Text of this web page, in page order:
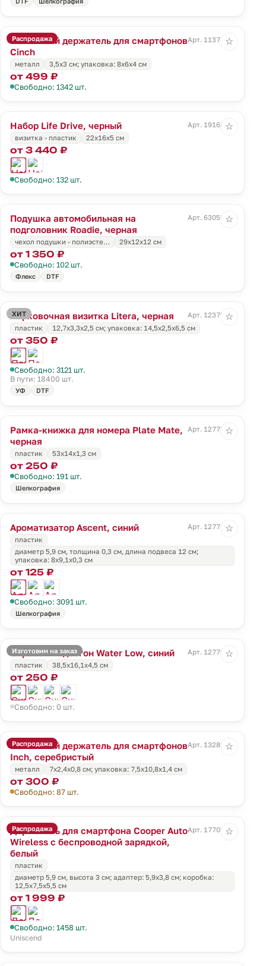
Распродажа
Магнитный держатель для смартфонов
Cinch
Арт. 11374.10
металл 3,5x3 см; упаковка: 8x6x4 см
от 499 ₽
Свободно: 1342 шт.
☆
Набор Life Drive, черный
Арт. 19163.30
визитка - пластик
22х16х5 см
от 3 440 ₽
Свободно: 132 шт.
☆
Подушка автомобильная на
подголовник Roadie, черная
Арт. 63053.30
чехол подушки - полиэсте… 29х12х12 см
от 1 350 ₽
Свободно: 102 шт.
Флекс DTF
☆
ХИТ
Парковочная визитка Litera, черная
Арт. 12375.30
пластик
12,7х3,3х2,5 см; упаковка: 14,5х2,5х6,5 см
от 350 ₽
Свободно: 3121 шт.
В пути: 18400 шт.
УФ DTF
☆
Рамка-книжка для номера Plate Mate,
черная
Арт. 12773.30
пластик 53x14x1,3 см
от 250 ₽
Свободно: 191 шт.
Шелкография
☆
Ароматизатор Ascent, синий
Арт. 12774.40
пластик
диаметр 5,9 см, толщина 0,3 см, длина подвеса 12 см;
упаковка: 8x9,1x0,3 см
от 125 ₽
Свободно: 3091 шт.
Шелкография
☆
Изготовим на заказ
Скребок-водосгон Water Low, синий
Арт. 12776.40
пластик
38,5x16,1x4,5 см
от 250 ₽
Свободно: 0 шт.
☆
Распродажа
Магнитный держатель для смартфонов
Inch, серебристый
Арт. 13289.10
металл 7х2,4х0,8 см; упаковка: 7,5x10,8x1,4 см
от 300 ₽
Свободно: 87 шт.
☆
Распродажа
Держатель для смартфона Cooper Auto
Wireless с беспроводной зарядкой,
белый
Арт. 17703.60
пластик
диаметр 5,9 см, высота 3 см; адаптер: 5,9х3,8 см; коробка:
12,5х7,5х5,5 см
от 1 999 ₽
Свободно: 1458 шт.
Uniscend
☆